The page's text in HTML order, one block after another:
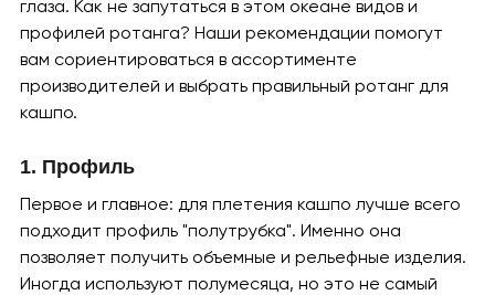
глаза. Как не запутаться в этом океане видов и
профилей ротанга? Наши рекомендации помогут
вам сориентироваться в ассортименте
производителей и выбрать правильный ротанг для
кашпо.
1. Профиль
Первое и главное: для плетения кашпо лучше всего
подходит профиль "полутрубка". Именно она
позволяет получить объемные и рельефные изделия.
Иногда используют полумесяца, но это не самый